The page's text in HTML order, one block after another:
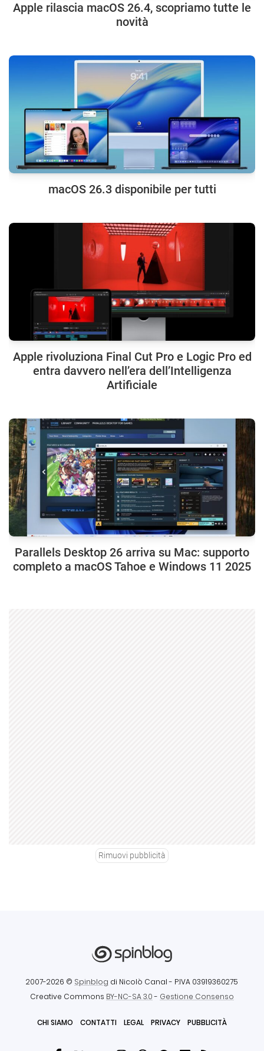
Apple rilascia macOS 26.4, scopriamo tutte le
novità
macOS 26.3 disponibile per tutti
Apple rivoluziona Final Cut Pro e Logic Pro ed
entra davvero nell’era dell’Intelligenza
Artificiale
Parallels Desktop 26 arriva su Mac: supporto
completo a macOS Tahoe e Windows 11 2025
Rimuovi pubblicità
2007-2026 © Spinblog di Nicolò Canal - P.IVA 03919360275
Creative Commons BY-NC-SA 3.0- Gestione Consenso
CHI SIAMO CONTATTI LEGAL PRIVACY PUBBLICITÀ